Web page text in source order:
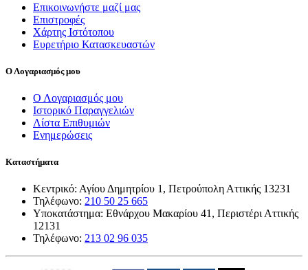
Επικοινωνήστε μαζί μας
Επιστροφές
Χάρτης Ιστότοπου
Ευρετήριο Κατασκευαστών
Ο Λογαριασμός μου
Ο Λογαριασμός μου
Ιστορικό Παραγγελιών
Λίστα Επιθυμιών
Ενημερώσεις
Καταστήματα
Κεντρικό: Αγίου Δημητρίου 1, Πετρούπολη Αττικής 13231
Τηλέφωνο: 210 50 25 665
Υποκατάστημα: Εθνάρχου Μακαρίου 41, Περιστέρι Αττικής
12131
Τηλέφωνο: 213 02 96 035